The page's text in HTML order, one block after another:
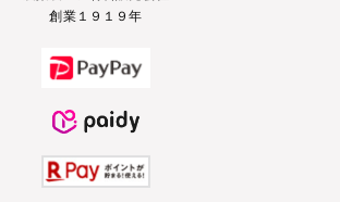
創業１９１９年